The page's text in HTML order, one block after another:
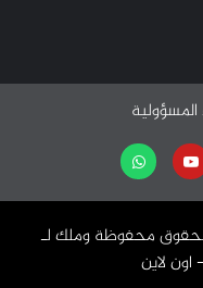
المسؤولية
Youtubeتابعنا
واتساب
- 2024 | جميع الحقوق محفوظة وملك لـ
اون لاين